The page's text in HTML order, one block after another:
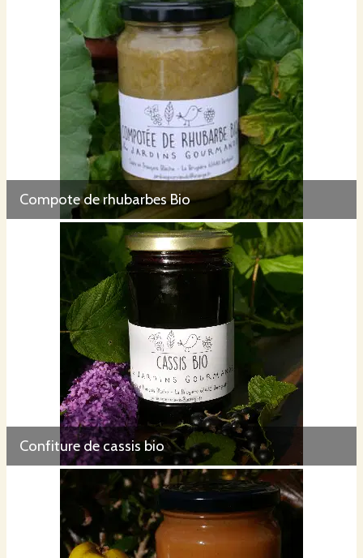
Compote de rhubarbes Bio
Confiture de cassis bio